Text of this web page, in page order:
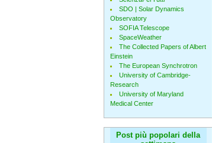
SDO | Solar Dynamics
Observatory
SOFIA Telescope
SpaceWeather
The Collected Papers of Albert
Einstein
The European Synchrotron
University of Cambridge-
Research
University of Maryland
Medical Center
Post più popolari della